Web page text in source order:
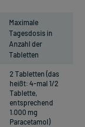
Maximale
Tagesdosis in
Anzahl der
Tabletten
2 Tabletten (das
heißt: 4-mal 1/2
Tablette,
entsprechend
1.000 mg
Paracetamol)